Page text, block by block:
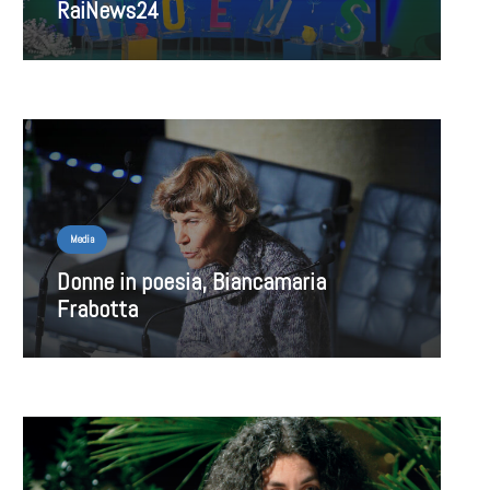
RaiNews24
Media
Donne in poesia, Biancamaria
Frabotta